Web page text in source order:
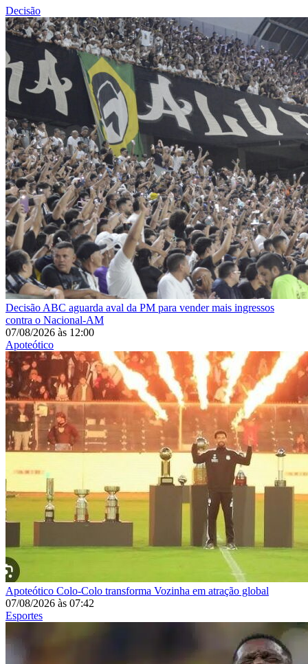
Decisão
Decisão ABC aguarda aval da PM para vender mais ingressos
contra o Nacional-AM
07/08/2026 às 12:00
Apoteótico
Apoteótico Colo-Colo transforma Vozinha em atração global
07/08/2026 às 07:42
Esportes